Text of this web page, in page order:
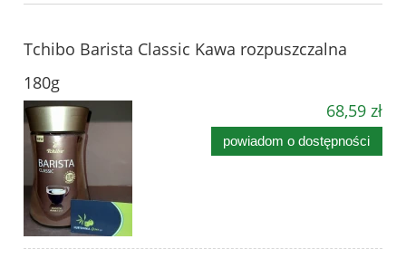
Tchibo Barista Classic Kawa rozpuszczalna
180g
68,59 zł
powiadom o dostępności